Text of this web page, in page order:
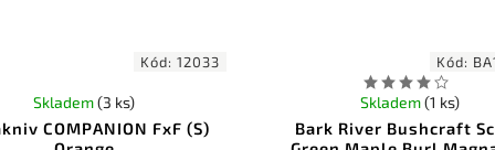
Kód:12033
COMPANION FxF (S)
Skladem(3 ks)
Kód:
Bark River Bushcraft
Skladem(1 ks)